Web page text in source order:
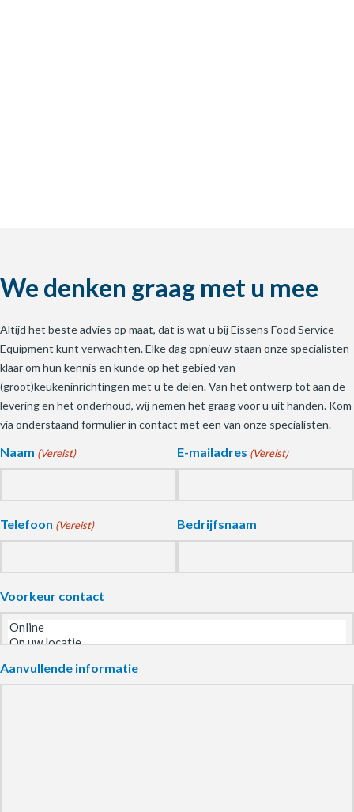
We denken graag met u mee
Altijd het beste advies op maat, dat is wat u bij Eissens Food Service
Equipment kunt verwachten. Elke dag opnieuw staan onze specialisten
klaar om hun kennis en kunde op het gebied van
(groot)keukeninrichtingen met u te delen. Van het ontwerp tot aan de
levering en het onderhoud, wij nemen het graag voor u uit handen. Kom
via onderstaand formulier in contact met een van onze specialisten.
Naam (Vereist) E-mailadres (Vereist)
Telefoon (Vereist) Bedrijfsnaam
Voorkeur contact
Aanvullende informatie